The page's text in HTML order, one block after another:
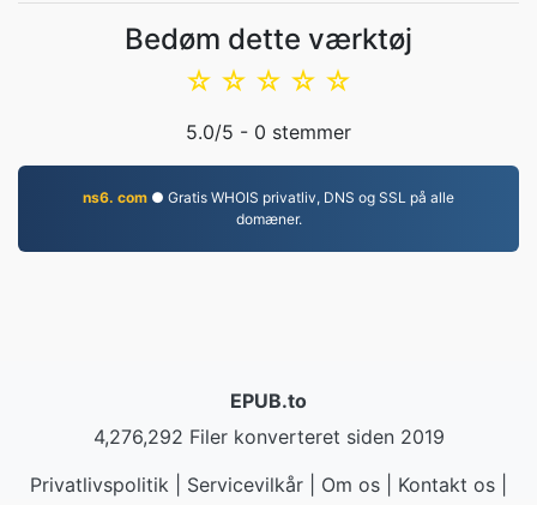
Bedøm dette værktøj
☆
☆
☆
☆
☆
5.0/5 - 0 stemmer
ns6. com ● Gratis WHOIS privatliv, DNS og SSL på alle
domæner.
EPUB.to
4,276,292 Filer konverteret siden 2019
Privatlivspolitik
Servicevilkår Om os Kontakt os